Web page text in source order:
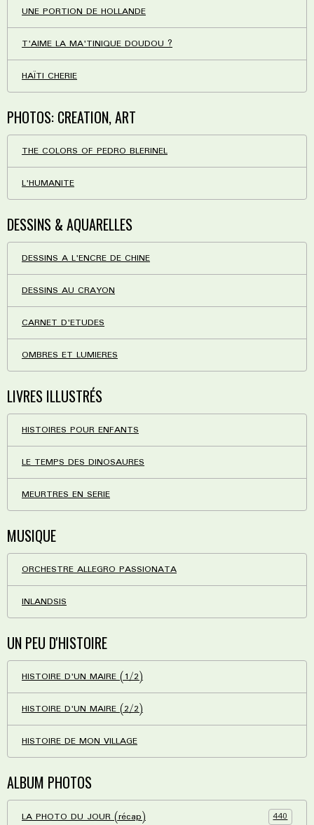
UNE PORTION DE HOLLANDE
T'AIME LA MA'TINIQUE DOUDOU ?
HAÏTI CHERIE
PHOTOS: CREATION, ART
THE COLORS OF PEDRO BLERINEL
L'HUMANITE
DESSINS & AQUARELLES
DESSINS A L'ENCRE DE CHINE
DESSINS AU CRAYON
CARNET D'ETUDES
OMBRES ET LUMIERES
LIVRES ILLUSTRÉS
HISTOIRES POUR ENFANTS
LE TEMPS DES DINOSAURES
MEURTRES EN SERIE
MUSIQUE
ORCHESTRE ALLEGRO PASSIONATA
INLANDSIS
UN PEU D'HISTOIRE
HISTOIRE D'UN MAIRE (1/2)
HISTOIRE D'UN MAIRE (2/2)
HISTOIRE DE MON VILLAGE
ALBUM PHOTOS
LA PHOTO DU JOUR (récap) 440